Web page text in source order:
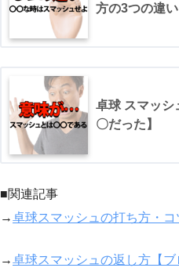
方の3つの違い
卓球 スマッシ
〇だった】
■関連記事
→卓球スマッシュの打ち方・コ
→卓球スマッシュの返し方【